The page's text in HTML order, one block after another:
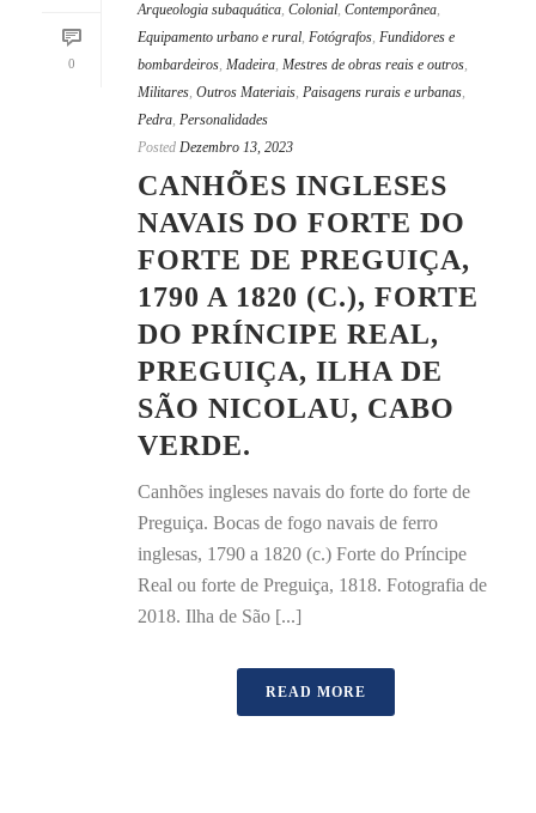
0
Arqueologia subaquática, Colonial, Contemporânea,
Equipamento urbano e rural, Fotógrafos, Fundidores e
bombardeiros, Madeira, Mestres de obras reais e outros,
Militares, Outros Materiais, Paisagens rurais e urbanas,
Pedra, Personalidades
Posted Dezembro 13, 2023
CANHÕES INGLESES
NAVAIS DO FORTE DO
FORTE DE PREGUIÇA,
1790 A 1820 (C.), FORTE
DO PRÍNCIPE REAL,
PREGUIÇA, ILHA DE
SÃO NICOLAU, CABO
VERDE.
Canhões ingleses navais do forte do forte de
Preguiça. Bocas de fogo navais de ferro
inglesas, 1790 a 1820 (c.) Forte do Príncipe
Real ou forte de Preguiça, 1818. Fotografia de
2018. Ilha de São [...]
READ MORE